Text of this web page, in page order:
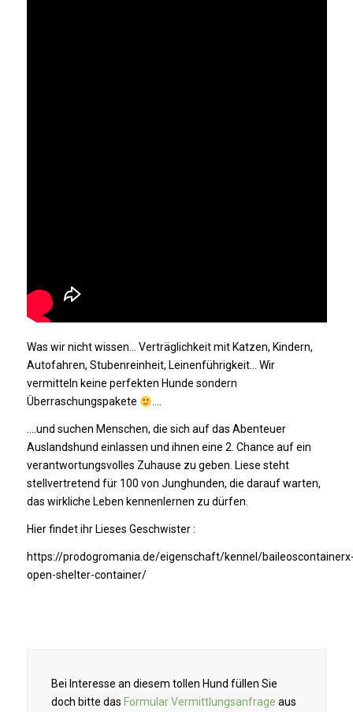
Was wir nicht wissen… Verträglichkeit mit Katzen, Kindern,
Autofahren, Stubenreinheit, Leinenführigkeit… Wir
vermitteln keine perfekten Hunde sondern
Überraschungspakete
….
….und suchen Menschen, die sich auf das Abenteuer
Auslandshund einlassen und ihnen eine 2. Chance auf ein
verantwortungsvolles Zuhause zu geben. Liese steht
stellvertretend für 100 von Junghunden, die darauf warten,
das wirkliche Leben kennenlernen zu dürfen.
Hier findet ihr Lieses Geschwister :
https://prodogromania.de/eigenschaft/kennel/
open-shelter-container/
Bei Interesse an diesem tollen Hund füllen Sie
doch bitte das Formular Vermittlungsanfrage aus